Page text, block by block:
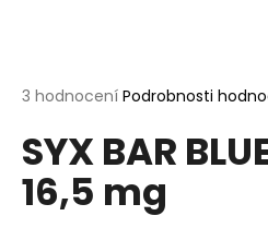
Průměrné
produktu
je
5,0
3 hodnocení Podrobnosti
SYX BAR
16,5 mg
í
t
?